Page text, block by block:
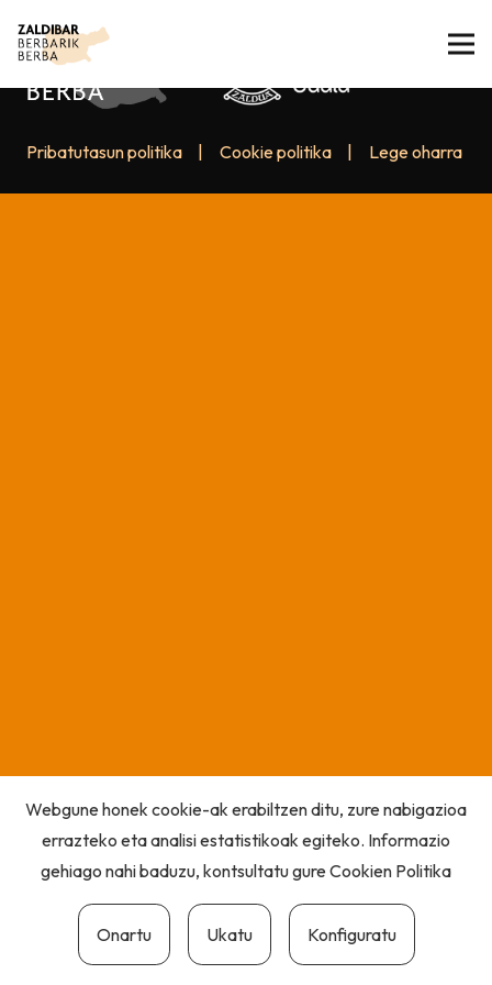
Pribatutasun politika Cookie politika Lege oharra
Webgune honek cookie-ak erabiltzen ditu, zure nabigazioa
errazteko eta analisi estatistikoak egiteko. Informazio
gehiago nahi baduzu, kontsultatu gureCookien Politika
Onartu Ukatu Konfiguratu